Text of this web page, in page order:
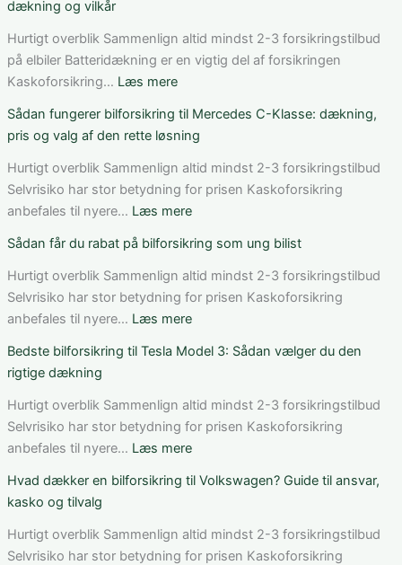
dækning og vilkår
Hurtigt overblik Sammenlign altid mindst 2-3 forsikringstilbud
på elbiler Batteridækning er en vigtig del af forsikringen
Kaskoforsikring… Læs mere:
bilforsikring
til
elbil
i
Danmark:
vurderer
du
pris,
dækning
vilkår
Sådan fungerer bilforsikring til Mercedes C-Klasse: dækning,
pris og valg af den rette løsning
Hurtigt overblik Sammenlign altid mindst 2-3 forsikringstilbud
Selvrisiko har stor betydning for prisen Kaskoforsikring
anbefales til nyere… Læs mere:
fungerer
bilforsikring
til
Mercedes
Klasse:
pris
og
valg
den
løsning
Sådan får du rabat på bilforsikring som ung bilist
Hurtigt overblik Sammenlign altid mindst 2-3 forsikringstilbud
Selvrisiko har stor betydning for prisen Kaskoforsikring
anbefales til nyere… Læs mere:
får
rabat
på
bilforsikring
ung
Bedste bilforsikring til Tesla Model 3: Sådan vælger du den
rigtige dækning
Hurtigt overblik Sammenlign altid mindst 2-3 forsikringstilbud
Selvrisiko har stor betydning for prisen Kaskoforsikring
anbefales til nyere… Læs mere:
bilforsikring
Tesla
Model
Hvad dækker en bilforsikring til Volkswagen? Guide til ansvar,
kasko og tilvalg
Hurtigt overblik Sammenlign altid mindst 2-3 forsikringstilbud
Selvrisiko har stor betydning for prisen Kaskoforsikring